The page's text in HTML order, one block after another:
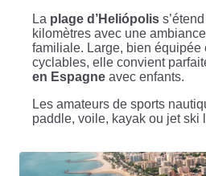
La plage d’Heliópolis
kilomètres avec une
familiale. Large, bien équipée
cyclables, elle convient
en Espagne avec enfants.
Les amateurs de sports
paddle, voile, kayak ou jet ski